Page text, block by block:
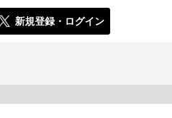
新規登録・ログイン